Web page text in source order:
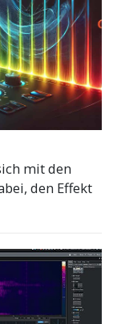
mit den
den Effekt